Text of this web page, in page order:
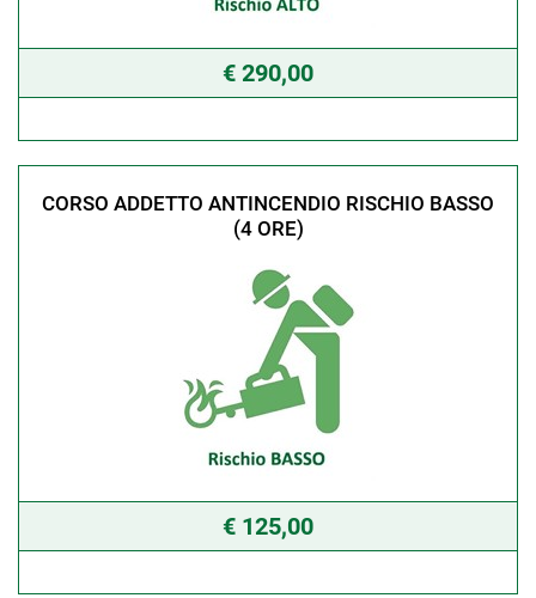
€ 290,00
CORSO ADDETTO ANTINCENDIO RISCHIO BASSO
(4 ORE)
€ 125,00